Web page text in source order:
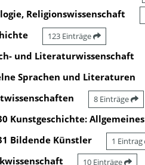
Religionswissenschaft
123 Einträge
und Literaturwissenschaft
Sprachen und Literaturen
8 Einträge
Kunstgeschichte: Allgemeines
Bildende Künstler 1 Eintrag
10 Einträge